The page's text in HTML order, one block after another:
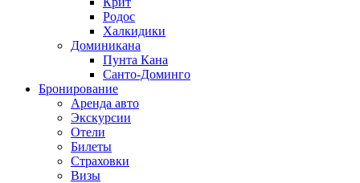
Родос
Халкидики
Доминикана
Пунта Кана
Санто-Доминго
Бронирование
Аренда авто
Экскурсии
Отели
Билеты
Страховки
Визы